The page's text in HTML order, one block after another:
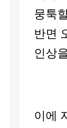
뭉툭
반면
인상
이에